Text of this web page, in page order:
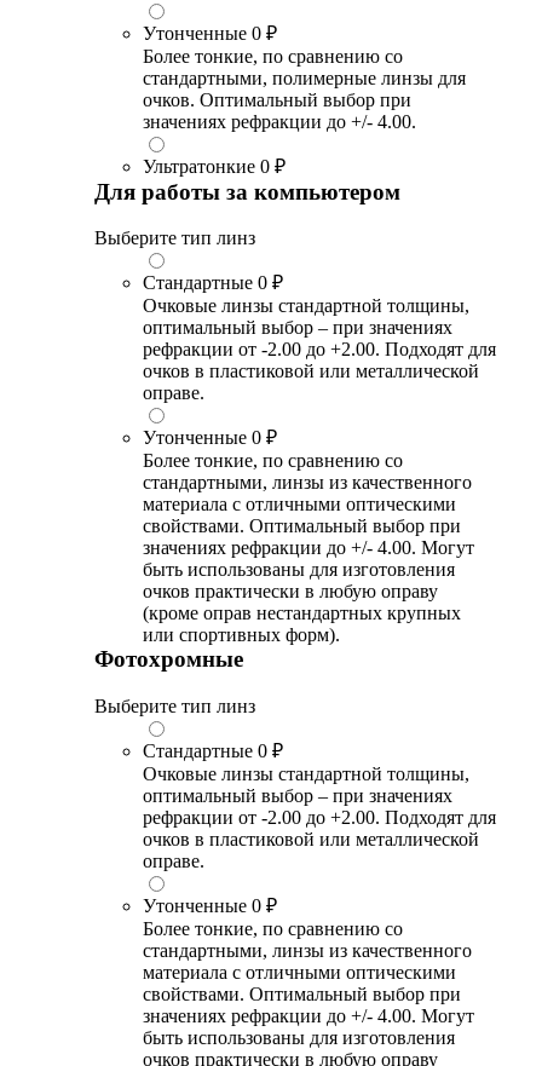
Утонченные 0 ₽
Более тонкие, по сравнению со
стандартными, полимерные линзы для
очков. Оптимальный выбор при
значениях рефракции до +/- 4.00.
Ультратонкие 0 ₽
Для работы за компьютером
Выберите тип линз
Стандартные 0 ₽
Очковые линзы стандартной толщины,
оптимальный выбор – при значениях
рефракции от -2.00 до +2.00. Подходят для
очков в пластиковой или металлической
оправе.
Утонченные 0 ₽
Более тонкие, по сравнению со
стандартными, линзы из качественного
материала с отличными оптическими
свойствами. Оптимальный выбор при
значениях рефракции до +/- 4.00. Могут
быть использованы для изготовления
очков практически в любую оправу
(кроме оправ нестандартных крупных
или спортивных форм).
Фотохромные
Выберите тип линз
Стандартные 0 ₽
Очковые линзы стандартной толщины,
оптимальный выбор – при значениях
рефракции от -2.00 до +2.00. Подходят для
очков в пластиковой или металлической
оправе.
Утонченные 0 ₽
Более тонкие, по сравнению со
стандартными, линзы из качественного
материала с отличными оптическими
свойствами. Оптимальный выбор при
значениях рефракции до +/- 4.00. Могут
быть использованы для изготовления
очков практически в любую оправу